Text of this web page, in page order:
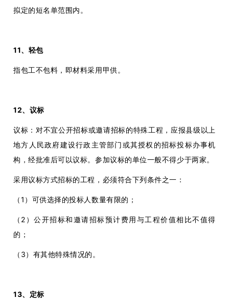
拟定的短名单范围内。
11、轻包
指包工不包料，即材料采用甲供。
12、议标
议标：对不宜公开招标或邀请招标的特殊工程，应报县级以上
地方人民政府建设行政主管部门或其授权的招标投标办事机
构，经批准后可以议标。参加议标的单位一般不得少于两家。
采用议标方式招标的工程，必须符合下列条件之一：
（1）可供选择的投标人数量有限的；
（2）公开招标和邀请招标预计费用与工程价值相比不值得
的；
（3）有其他特殊情况的。
13、定标